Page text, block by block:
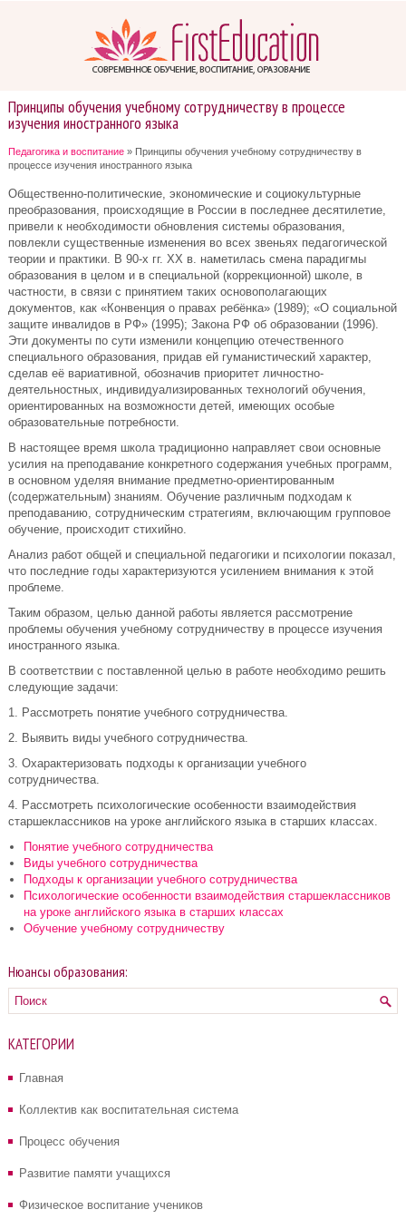
Принципы обучения учебному сотрудничеству в процессе
изучения иностранного языка
Педагогика и воспитание » Принципы обучения учебному сотрудничеству в
процессе изучения иностранного языка
Общественно-политические, экономические и социокультурные
преобразования, происходящие в России в последнее десятилетие,
привели к необходимости обновления системы образования,
повлекли существенные изменения во всех звеньях педагогической
теории и практики. В 90-х гг. XX в. наметилась смена парадигмы
образования в целом и в специальной (коррекционной) школе, в
частности, в связи с принятием таких основополагающих
документов, как «Конвенция о правах ребёнка» (1989); «О социальной
защите инвалидов в РФ» (1995); Закона РФ об образовании (1996).
Эти документы по сути изменили концепцию отечественного
специального образования, придав ей гуманистический характер,
сделав её вариативной, обозначив приоритет личностно-
деятельностных, индивидуализированных технологий обучения,
ориентированных на возможности детей, имеющих особые
образовательные потребности.
В настоящее время школа традиционно направляет свои основные
усилия на преподавание конкретного содержания учебных программ,
в основном уделяя внимание предметно-ориентированным
(содержательным) знаниям. Обучение различным подходам к
преподаванию, сотрудническим стратегиям, включающим групповое
обучение, происходит стихийно.
Анализ работ общей и специальной педагогики и психологии показал,
что последние годы характеризуются усилением внимания к этой
проблеме.
Таким образом, целью данной работы является рассмотрение
проблемы обучения учебному сотрудничеству в процессе изучения
иностранного языка.
В соответствии с поставленной целью в работе необходимо решить
следующие задачи:
1. Рассмотреть понятие учебного сотрудничества.
2. Выявить виды учебного сотрудничества.
3. Охарактеризовать подходы к организации учебного
сотрудничества.
4. Рассмотреть психологические особенности взаимодействия
старшеклассников на уроке английского языка в старших классах.
Понятие учебного сотрудничества
Виды учебного сотрудничества
Подходы к организации учебного сотрудничества
Психологические особенности взаимодействия старшеклассников
на уроке английского языка в старших классах
Обучение учебному сотрудничеству
Нюансы образования:
КАТЕГОРИИ
Главная
Коллектив как воспитательная система
Процесс обучения
Развитие памяти учащихся
Физическое воспитание учеников